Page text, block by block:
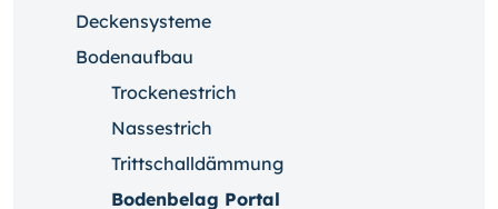
Deckensysteme
Bodenaufbau
Trockenestrich
Nassestrich
Trittschalldämmung
Bodenbelag Portal